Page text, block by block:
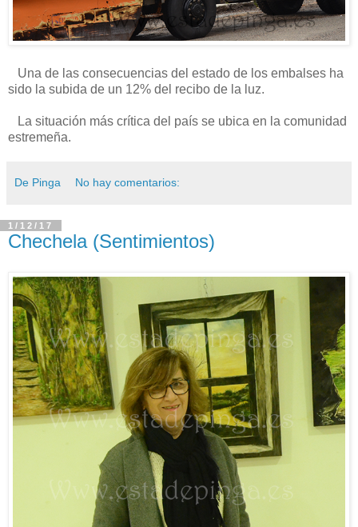
Una de las consecuencias del estado de los embalses ha
sido la subida de un 12% del recibo de la luz.
La situación más crítica del país se ubica en la comunidad
estremeña.
De Pinga No hay comentarios:
1/12/17
Chechela (Sentimientos)